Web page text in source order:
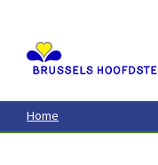
contenu
principal
Home